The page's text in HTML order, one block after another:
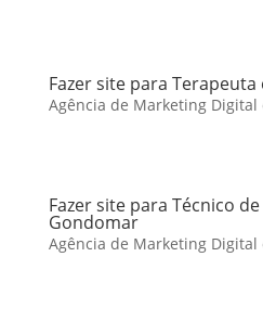
Fazer site para Terapeuta
Agência de Marketing Digital
Fazer site para Técnico
Gondomar
Agência de Marketing Digital